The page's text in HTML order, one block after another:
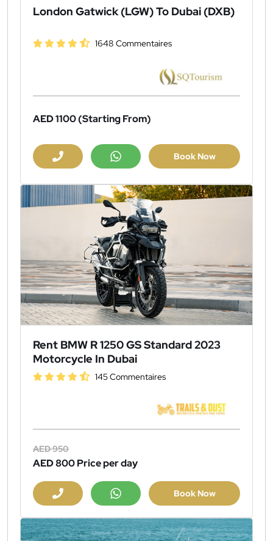
London Gatwick (LGW) To Dubai (DXB)
1648 Commentaires
AED 1100(Starting From)
Book Now
Rent BMW R 1250 GS Standard 2023
Motorcycle In Dubai
145 Commentaires
AED 950
AED 800Price per day
Book Now